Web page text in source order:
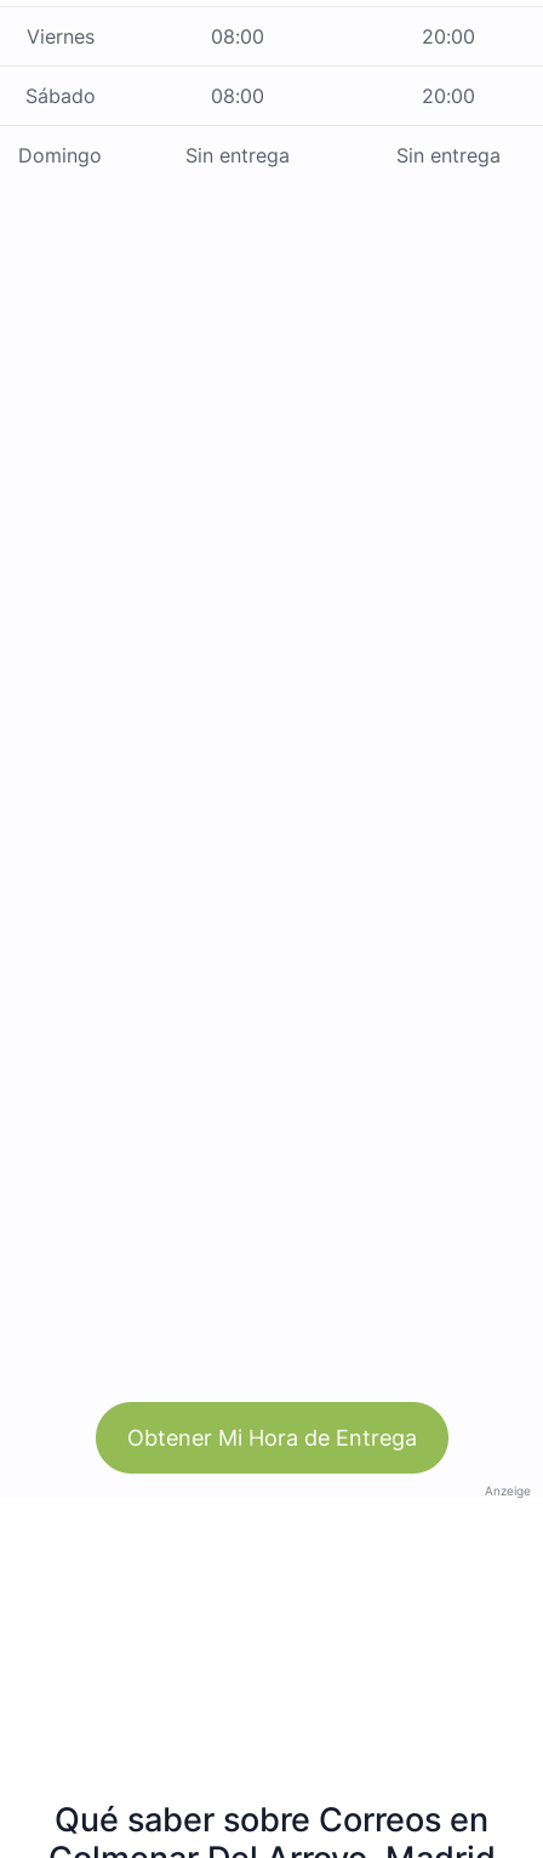
Viernes 08:00 20:00
Sábado 08:00 20:00
Domingo Sin entrega Sin entrega
Obtener Mi Hora de Entrega
Anzeige
Qué saber sobre Correos en